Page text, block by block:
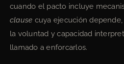
cuando el pacto incluye
clause cuya ejecución
la voluntad y capacidad
llamado a enforcarlos.